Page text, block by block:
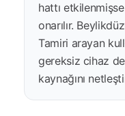
hattı
onarılır.
Tamiri arayan
gereksiz cihaz
kaynağını